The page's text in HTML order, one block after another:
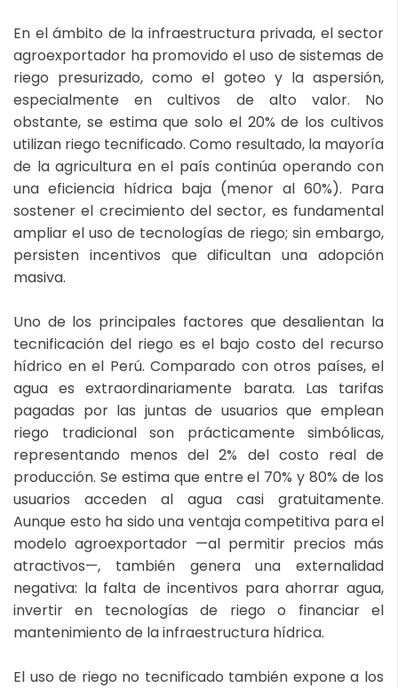
En el ámbito de la infraestructura privada, el sector
agroexportador ha promovido el uso de sistemas de
riego presurizado, como el goteo y la aspersión,
especialmente en cultivos de alto valor. No
obstante, se estima que solo el 20% de los cultivos
utilizan riego tecnificado. Como resultado, la mayoría
de la agricultura en el país continúa operando con
una eficiencia hídrica baja (menor al 60%). Para
sostener el crecimiento del sector, es fundamental
ampliar el uso de tecnologías de riego; sin embargo,
persisten incentivos que dificultan una adopción
masiva.
Uno de los principales factores que desalientan la
tecnificación del riego es el bajo costo del recurso
hídrico en el Perú. Comparado con otros países, el
agua es extraordinariamente barata. Las tarifas
pagadas por las juntas de usuarios que emplean
riego tradicional son prácticamente simbólicas,
representando menos del 2% del costo real de
producción. Se estima que entre el 70% y 80% de los
usuarios acceden al agua casi gratuitamente.
Aunque esto ha sido una ventaja competitiva para el
modelo agroexportador —al permitir precios más
atractivos—, también genera una externalidad
negativa: la falta de incentivos para ahorrar agua,
invertir en tecnologías de riego o financiar el
mantenimiento de la infraestructura hídrica.
El uso de riego no tecnificado también expone a los